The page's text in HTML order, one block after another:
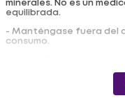
minerales. No es un
equilibrada.
- Manténgase fuera del
consumo.
Registro Sanitario: RSA-